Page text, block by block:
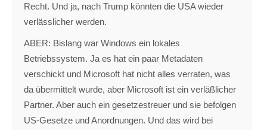
Recht. Und ja, nach Trump könnten die USA wieder
verlässlicher werden.
ABER: Bislang war Windows ein lokales
Betriebssystem. Ja es hat ein paar Metadaten
verschickt und Microsoft hat nicht alles verraten, was
da übermittelt wurde, aber Microsoft ist ein verläßlicher
Partner. Aber auch ein gesetzestreuer und sie befolgen
US-Gesetze und Anordnungen. Und das wird bei